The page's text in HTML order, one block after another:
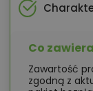
Co
Zawartość
zgodną z